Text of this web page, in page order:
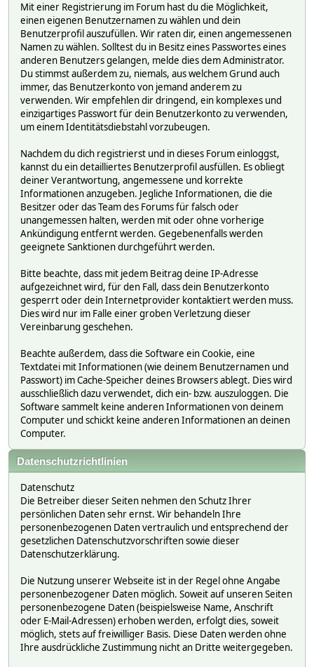
Mit einer Registrierung im Forum hast du die Möglichkeit,
einen eigenen Benutzernamen zu wählen und dein
Benutzerprofil auszufüllen. Wir raten dir, einen angemessenen
Namen zu wählen. Solltest du in Besitz eines Passwortes eines
anderen Benutzers gelangen, melde dies dem Administrator.
Du stimmst außerdem zu, niemals, aus welchem Grund auch
immer, das Benutzerkonto von jemand anderem zu
verwenden. Wir empfehlen dir dringend, ein komplexes und
einzigartiges Passwort für dein Benutzerkonto zu verwenden,
um einem Identitätsdiebstahl vorzubeugen.
Nachdem du dich registrierst und in dieses Forum einloggst,
kannst du ein detailliertes Benutzerprofil ausfüllen. Es obliegt
deiner Verantwortung, angemessene und korrekte
Informationen anzugeben. Jegliche Informationen, die die
Besitzer oder das Team des Forums für falsch oder
unangemessen halten, werden mit oder ohne vorherige
Ankündigung entfernt werden. Gegebenenfalls werden
geeignete Sanktionen durchgeführt werden.
Bitte beachte, dass mit jedem Beitrag deine IP-Adresse
aufgezeichnet wird, für den Fall, dass dein Benutzerkonto
gesperrt oder dein Internetprovider kontaktiert werden muss.
Dies wird nur im Falle einer groben Verletzung dieser
Vereinbarung geschehen.
Beachte außerdem, dass die Software ein Cookie, eine
Textdatei mit Informationen (wie deinem Benutzernamen und
Passwort) im Cache-Speicher deines Browsers ablegt. Dies wird
ausschließlich dazu verwendet, dich ein- bzw. auszuloggen. Die
Software sammelt keine anderen Informationen von deinem
Computer und schickt keine anderen Informationen an deinen
Computer.
Datenschutzrichtlinien
Datenschutz
Die Betreiber dieser Seiten nehmen den Schutz Ihrer
persönlichen Daten sehr ernst. Wir behandeln Ihre
personenbezogenen Daten vertraulich und entsprechend der
gesetzlichen Datenschutzvorschriften sowie dieser
Datenschutzerklärung.
Die Nutzung unserer Webseite ist in der Regel ohne Angabe
personenbezogener Daten möglich. Soweit auf unseren Seiten
personenbezogene Daten (beispielsweise Name, Anschrift
oder E-Mail-Adressen) erhoben werden, erfolgt dies, soweit
möglich, stets auf freiwilliger Basis. Diese Daten werden ohne
Ihre ausdrückliche Zustimmung nicht an Dritte weitergegeben.